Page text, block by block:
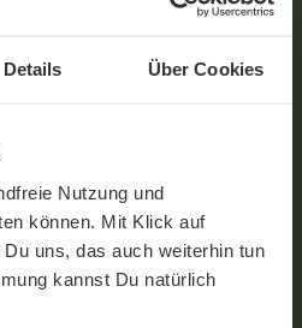
Details Über Cookies
Nutzung und
können. Mit Klick auf
uns, das auch weiterhin tun
kannst Du natürlich
wir zunächst mit unserem
in See…